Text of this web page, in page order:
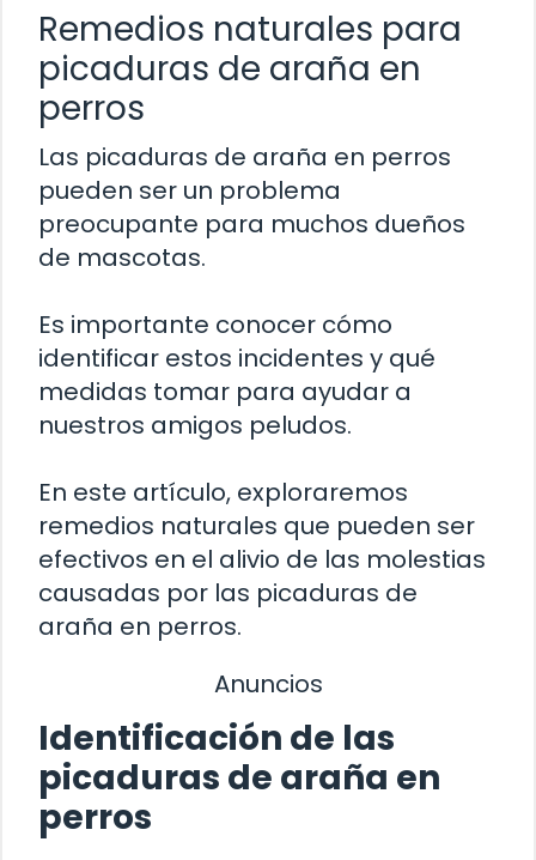
Remedios naturales para
picaduras de araña en
perros
Las picaduras de araña en perros
pueden ser un problema
preocupante para muchos dueños
de mascotas.
Es importante conocer cómo
identificar estos incidentes y qué
medidas tomar para ayudar a
nuestros amigos peludos.
En este artículo, exploraremos
remedios naturales que pueden ser
efectivos en el alivio de las molestias
causadas por las picaduras de
araña en perros.
Anuncios
Identificación de las
picaduras de araña en
perros